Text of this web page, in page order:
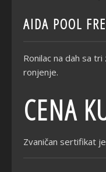
AIDA POOL
Ronilac na dah sa
ronjenje.
CENA
Zvaničan sertifikat